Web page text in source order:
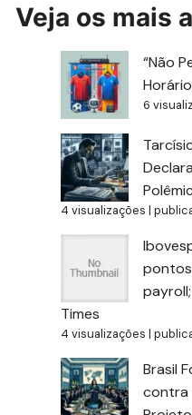
Veja os mais
“Não
6
4 visualizações |
Times
4 visualizações |
Brasil
contra